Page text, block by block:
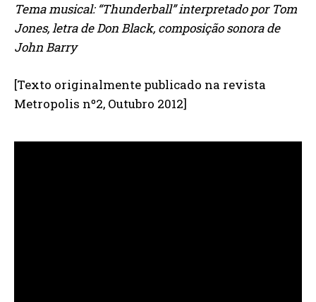
Tema musical: “Thunderball” interpretado por Tom
Jones, letra de Don Black, composição sonora de
John Barry
[Texto originalmente publicado na revista
Metropolis nº2, Outubro 2012]